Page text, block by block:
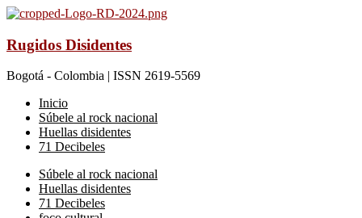
Rugidos Disidentes
Bogotá - Colombia | ISSN 2619-5569
Inicio
Súbele al rock nacional
Huellas disidentes
71 Decibeles
Súbele al rock nacional
Huellas disidentes
71 Decibeles